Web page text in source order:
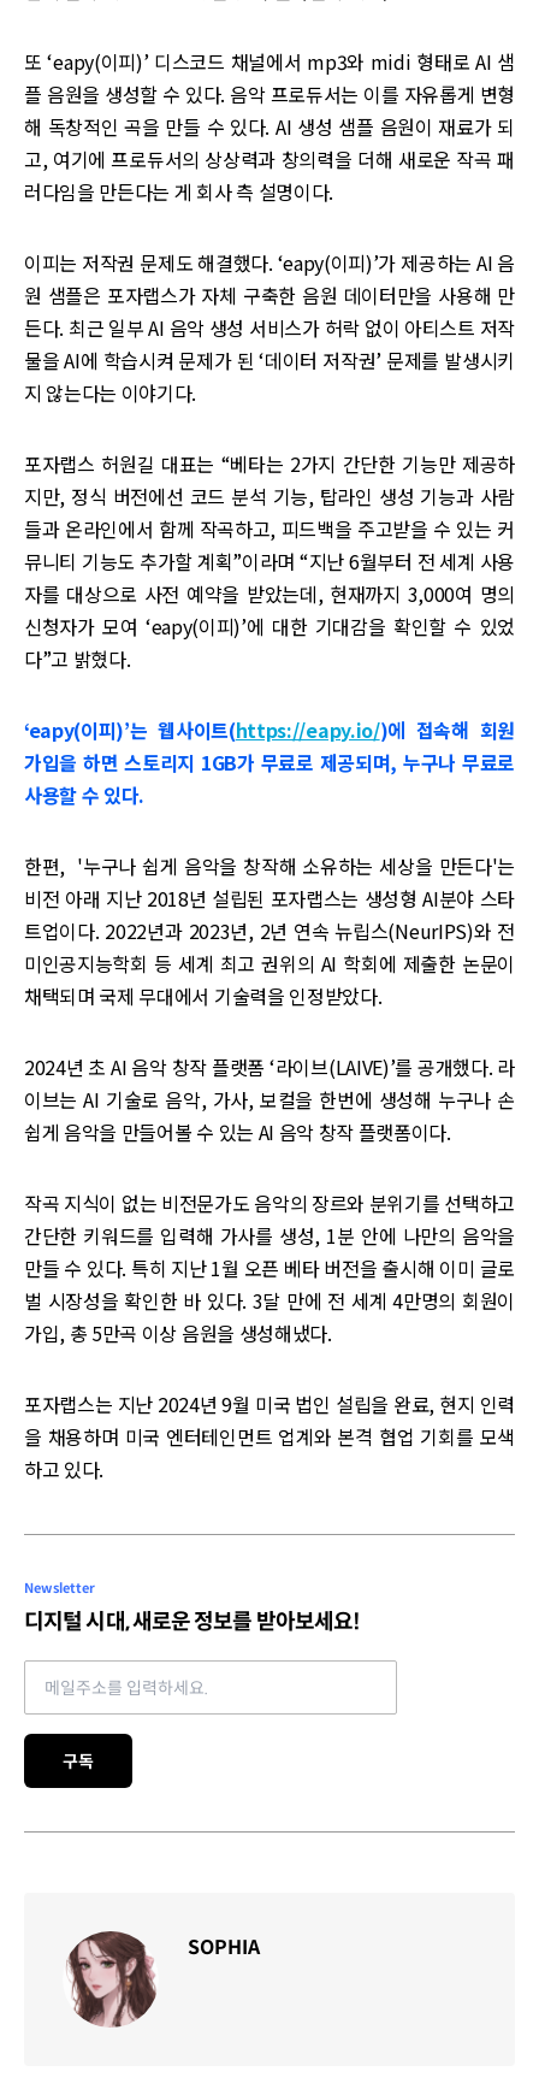
또 ‘eapy(이피)’ 디스코드 채널에서 mp3와 midi 형태로 AI 샘
플 음원을 생성할 수 있다. 음악 프로듀서는 이를 자유롭게 변형
해 독창적인 곡을 만들 수 있다. AI 생성 샘플 음원이 재료가 되
고, 여기에 프로듀서의 상상력과 창의력을 더해 새로운 작곡 패
러다임을 만든다는 게 회사 측 설명이다.
이피는 저작권 문제도 해결했다. ‘eapy(이피)’가 제공하는 AI 음
원 샘플은 포자랩스가 자체 구축한 음원 데이터만을 사용해 만
든다. 최근 일부 AI 음악 생성 서비스가 허락 없이 아티스트 저작
물을 AI에 학습시켜 문제가 된 ‘데이터 저작권’ 문제를 발생시키
지 않는다는 이야기다.
포자랩스 허원길 대표는 “베타는 2가지 간단한 기능만 제공하
지만, 정식 버전에선 코드 분석 기능, 탑라인 생성 기능과 사람
들과 온라인에서 함께 작곡하고, 피드백을 주고받을 수 있는 커
뮤니티 기능도 추가할 계획”이라며 “지난 6월부터 전 세계 사용
자를 대상으로 사전 예약을 받았는데, 현재까지 3,000여 명의
신청자가 모여 ‘eapy(이피)’에 대한 기대감을 확인할 수 있었
다”고 밝혔다.
‘eapy(이피)’는 웹사이트(https://eapy.io/)에 접속해 회원
가입을 하면 스토리지 1GB가 무료로 제공되며, 누구나 무료로
사용할 수 있다.
한편, '누구나 쉽게 음악을 창작해 소유하는 세상을 만든다'는
비전 아래 지난 2018년 설립된 포자랩스는 생성형 AI분야 스타
트업이다. 2022년과 2023년, 2년 연속 뉴립스(NeurIPS)와 전
미인공지능학회 등 세계 최고 권위의 AI 학회에 제출한 논문이
채택되며 국제 무대에서 기술력을 인정받았다.
2024년 초 AI 음악 창작 플랫폼 ‘라이브(LAIVE)’를 공개했다. 라
이브는 AI 기술로 음악, 가사, 보컬을 한번에 생성해 누구나 손
쉽게 음악을 만들어볼 수 있는 AI 음악 창작 플랫폼이다.
작곡 지식이 없는 비전문가도 음악의 장르와 분위기를 선택하고
간단한 키워드를 입력해 가사를 생성, 1분 안에 나만의 음악을
만들 수 있다. 특히 지난 1월 오픈 베타 버전을 출시해 이미 글로
벌 시장성을 확인한 바 있다. 3달 만에 전 세계 4만명의 회원이
가입, 총 5만곡 이상 음원을 생성해냈다.
포자랩스는 지난 2024년 9월 미국 법인 설립을 완료, 현지 인력
을 채용하며 미국 엔터테인먼트 업계와 본격 협업 기회를 모색
하고 있다.
Newsletter
디지털 시대, 새로운 정보를 받아보세요!
구독
SOPHIA